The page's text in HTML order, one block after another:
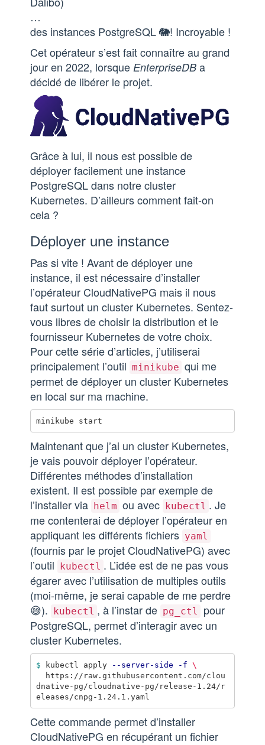
…
des instances PostgreSQL 🐘! Incroyable !
Cet opérateur s’est fait connaître au grand
jour en 2022, lorsque EnterpriseDBa
décidé de libérer le projet.
Grâce à lui, il nous est possible de
déployer facilement une instance
PostgreSQL dans notre cluster
Kubernetes. D’ailleurs comment fait-on
cela ?
Déployer une instance
Pas si vite ! Avant de déployer une
instance, il est nécessaire d’installer
l’opérateur CloudNativePG mais il nous
faut surtout un cluster Kubernetes. Sentez-
vous libres de choisir la distribution et le
fournisseur Kubernetes de votre choix.
Pour cette série d’articles, j’utiliserai
principalement l’outil minikube qui me
permet de déployer un cluster Kubernetes
en local sur ma machine.
Maintenant que j’ai un cluster Kubernetes,
je vais pouvoir déployer l’opérateur.
Différentes méthodes d’installation
existent. Il est possible par exemple de
l’installer via
helm ou avec kubectl . Je
me contenterai de déployer l’opérateur en
appliquant les différents fichiers yaml
(fournis par le projet CloudNativePG) avec
l’outil
kubectl . L’idée est de ne pas vous
égarer avec l’utilisation de multiples outils
(moi-même, je serai capable de me perdre
😅).
kubectl , à l’instar de pg_ctl
pour
PostgreSQL, permet d’interagir avec un
cluster Kubernetes.
$ kubectl apply --server-side -f
\
dnative-pg/cloudnative-pg/release-1.24/r
Cette commande permet d’installer
CloudNativePG en récupérant un fichier